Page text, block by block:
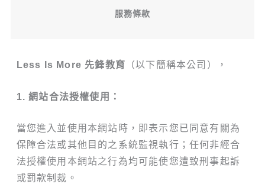
服務條款
Less Is More 先鋒教育 （以下簡稱本公司），
1. 網站合法授權使用：
當您進入並使用本網站時，即表示您已同意有關為
保障合法或其他目的之系統監視執行；任何非經合
法授權使用本網站之行為均可能使您遭致刑事起訴
或罰款制裁。